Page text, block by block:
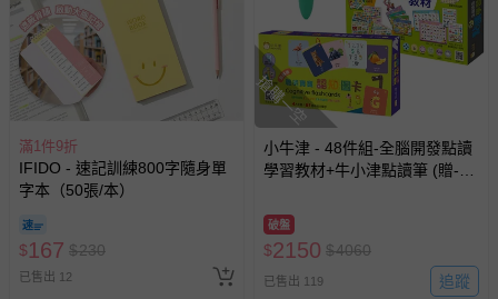
滿1件9折
IFIDO - 速記訓練800字隨身單
字本（50張/本）
$167 $230
已售出 12
搶購一空
小牛津 - 48件組-全腦開發點讀
學習教材+牛小津點讀筆 (贈-聰
*1、47件組點讀教材*1、傳輸
線*1、保固卡*1-盒裝
破盤
$2150 $4060
已售出 119 追蹤